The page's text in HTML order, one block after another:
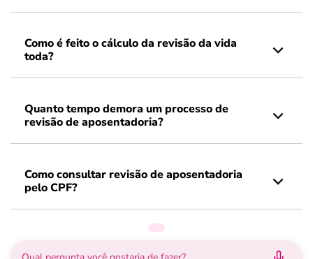
Como é feito o cálculo da revisão da vida
toda?
Quanto tempo demora um processo de
revisão de aposentadoria?
Como consultar revisão de aposentadoria
pelo CPF?